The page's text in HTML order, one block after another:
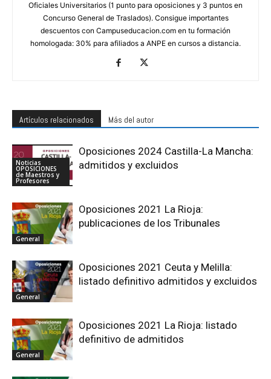
Oficiales Universitarios (1 punto para oposiciones y 3 puntos en
Concurso General de Traslados). Consigue importantes
descuentos con Campuseducacion.com en tu formación
homologada: 30% para afiliados a ANPE en cursos a distancia.
Artículos relacionados Más del autor
Noticias
OPOSICIONES
de Maestros y
Profesores
Oposiciones 2024 Castilla-La Mancha:
admitidos y excluidos
General
Oposiciones 2021 La Rioja:
publicaciones de los Tribunales
General
Oposiciones 2021 Ceuta y Melilla:
listado definitivo admitidos y excluidos
General
Oposiciones 2021 La Rioja: listado
definitivo de admitidos